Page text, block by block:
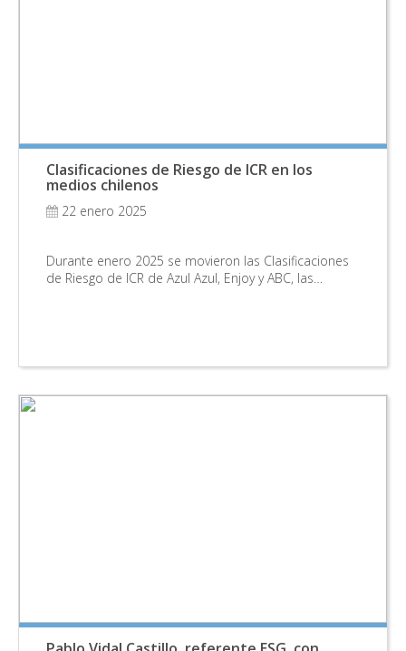
Clasificaciones de Riesgo de ICR en los
medios chilenos
22 enero 2025
Durante enero 2025 se movieron las Clasificaciones
de Riesgo de ICR de Azul Azul, Enjoy y ABC, las…